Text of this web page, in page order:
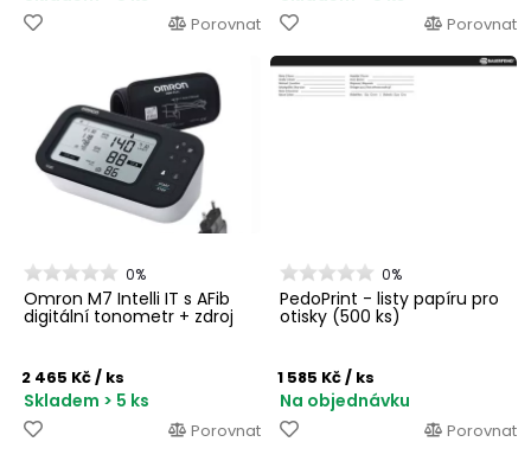
Porovnat Porovnat
0%
Omron M7 Intelli IT s AFib
digitální tonometr + zdroj
2 465 Kč/ ks
Skladem > 5 ks
Porovnat
0%
PedoPrint - listy papíru pro
otisky (500 ks)
1 585 Kč/ ks
Na objednávku
Porovnat